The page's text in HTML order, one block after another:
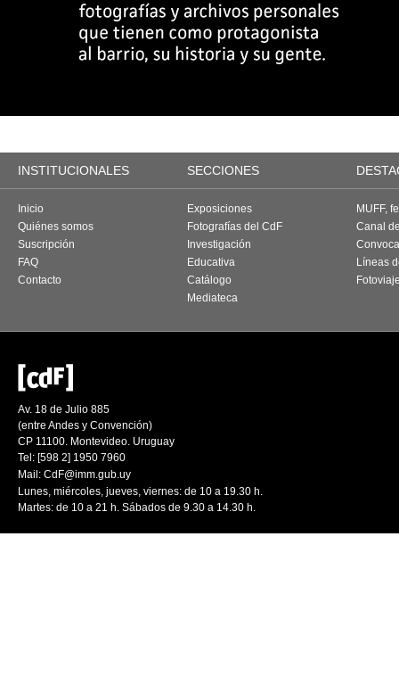
INSTITUCIONALES SECCIONES
Inicio
Quiénes somos
Suscripción
FAQ
Contacto
Exposiciones
Fotografías del CdF
Investigación
Educativa
Catálogo
Mediateca
MUFF,
Canal
Líneas
Av. 18 de Julio 885
(entre Andes y Convención)
CP 11100. Montevideo. Uruguay
Tel: [598 2] 1950 7960
Mail: CdF@imm.gub.uy
Lunes, miércoles, jueves, viernes: de 10 a 19.30 h.
Martes: de 10 a 21 h. Sábados de 9.30 a 14.30 h.